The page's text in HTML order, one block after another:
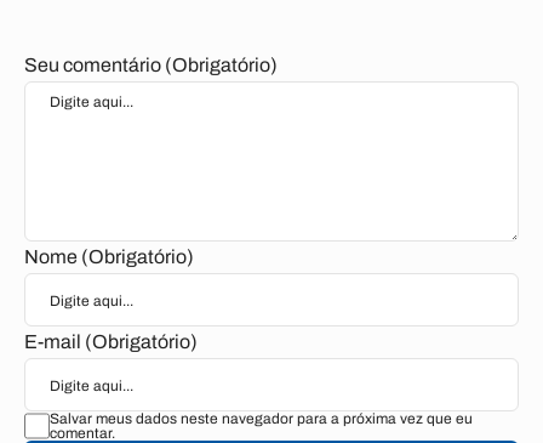
Seu comentário (Obrigatório)
Nome (Obrigatório)
E-mail (Obrigatório)
Salvar meus dados neste navegador para a próxima vez que eu
comentar.